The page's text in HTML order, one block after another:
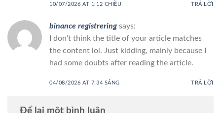
10/07/2026 AT 1:12 CHIỀU TRẢ LỜI
binance registrering says:
I don’t think the title of your article matches
the content lol. Just kidding, mainly because I
had some doubts after reading the article.
04/08/2026 AT 7:34 SÁNG TRẢ LỜI
Để lại một bình luận